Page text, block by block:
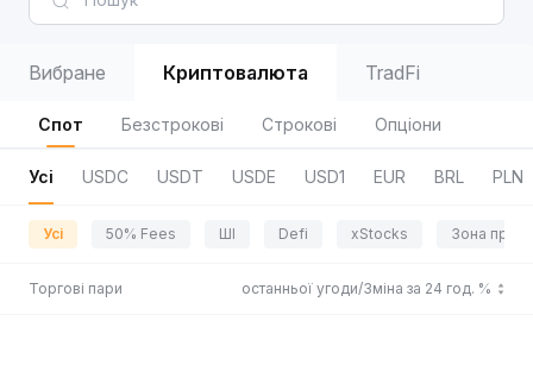
Вибране Криптовалюта TradFi
Спот Безстрокові Строкові Опціони
Усі USDC USDT USDE USD1 EUR BRL PLN
Усі 50% Fees ШІ Defi xStocks Зона
Торгові пари Ціна останньої угоди/Зміна за 24 год. %